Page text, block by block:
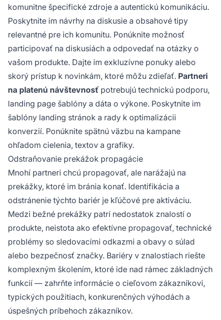
komunitne špecifické zdroje a autentickú komunikáciu.
Poskytnite im návrhy na diskusie a obsahové tipy
relevantné pre ich komunitu. Ponúknite možnosť
participovať na diskusiách a odpovedať na otázky o
vašom produkte. Dajte im exkluzívne ponuky alebo
skorý prístup k novinkám, ktoré môžu zdieľať. Partneri
na platenú návštevnosť potrebujú technickú podporu,
landing page šablóny a dáta o výkone. Poskytnite im
šablóny landing stránok a rady k optimalizácii
konverzií. Ponúknite spätnú väzbu na kampane
ohľadom cielenia, textov a grafiky.
Odstraňovanie prekážok propagácie
Mnohí partneri chcú propagovať, ale narážajú na
prekážky, ktoré im bránia konať. Identifikácia a
odstránenie týchto bariér je kľúčové pre aktiváciu.
Medzi bežné prekážky patrí nedostatok znalostí o
produkte, neistota ako efektívne propagovať, technické
problémy so sledovacími odkazmi a obavy o súlad
alebo bezpečnosť značky. Bariéry v znalostiach riešte
komplexným školením, ktoré ide nad rámec základných
funkcií — zahrňte informácie o cieľovom zákazníkovi,
typických použitiach, konkurenčných výhodách a
úspešných príbehoch zákazníkov.